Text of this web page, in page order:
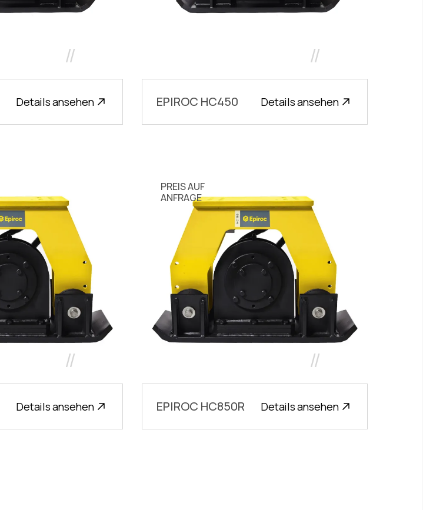
//
Details ansehen
//
EPIROC HC450 Details ansehen
//
Details ansehen
PREIS AUF
ANFRAGE
//
EPIROC HC850R Details ansehen